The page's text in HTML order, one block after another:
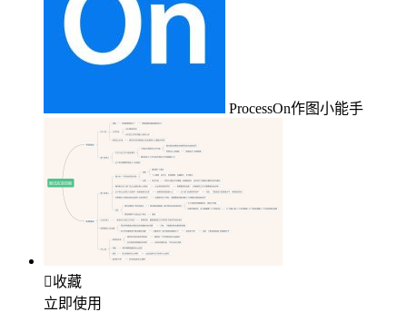
ProcessOn作图小能手
收藏
立即使用